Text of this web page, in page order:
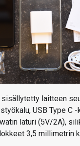
sisällytetty laitteen
USB Type C -
laturi (5V/2A),
3,5 millimetrin